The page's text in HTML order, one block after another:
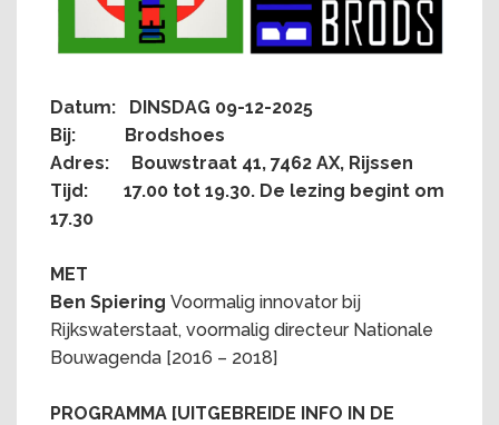
Datum: DINSDAG 09-12-2025
Bij: Brodshoes
Adres: Bouwstraat 41, 7462 AX, Rijssen
Tijd: 17.00 tot 19.30. De lezing begint om
17.30
MET
Ben Spiering Voormalig innovator bij
Rijkswaterstaat, voormalig directeur Nationale
Bouwagenda [2016 – 2018]
PROGRAMMA [UITGEBREIDE INFO IN DE